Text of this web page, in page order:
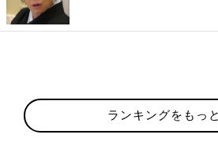
ランキングをもっ